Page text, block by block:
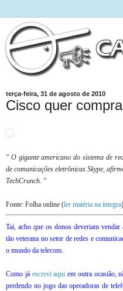
terça-feira, 31 de agosto de 2010
Cisco quer
" O gigante americano do sistema de
de comunicações eletrônicas Skype,
TechCrunch. "
Fonte: Folha online (ler matéria na íntegra)
Taí, acho que os donos deveriam
tão veterana no setor de redes e
o mundo da telecom.
Como já escrevi aqui em outra ocasião,
perdendo no jogo das operadoras de